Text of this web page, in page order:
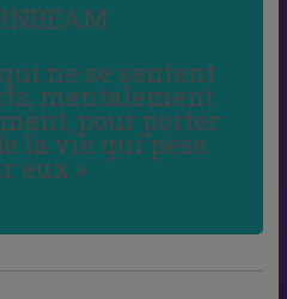
ne se sentent
mentalement
pour porter
la vie qui pèse
eux »